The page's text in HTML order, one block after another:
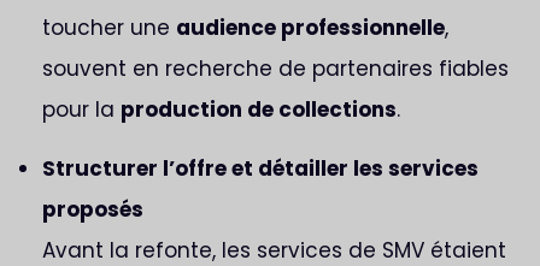
toucher une audience professionnelle,
souvent en recherche de partenaires fiables
pour la production de collections.
Structurer l’offre et détailler les services
proposés
Avant la refonte, les services de SMV étaient